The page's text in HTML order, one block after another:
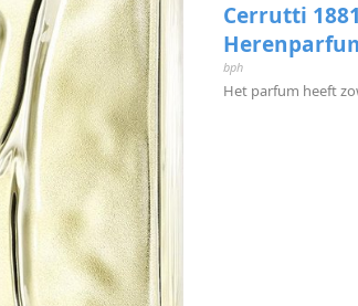
Cerrutti
bph
Het parfum heeft